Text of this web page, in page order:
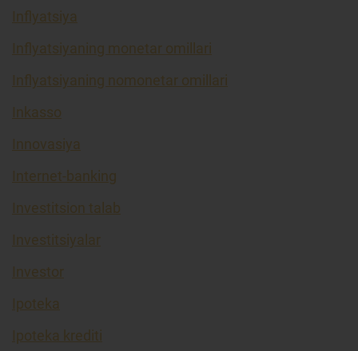
Inflyatsiya
Inflyatsiyaning monetar omillari
Inflyatsiyaning nomonetar omillari
Inkasso
Innovasiya
Internet-banking
Investitsion talab
Investitsiyalar
Investor
Ipoteka
Ipoteka krediti